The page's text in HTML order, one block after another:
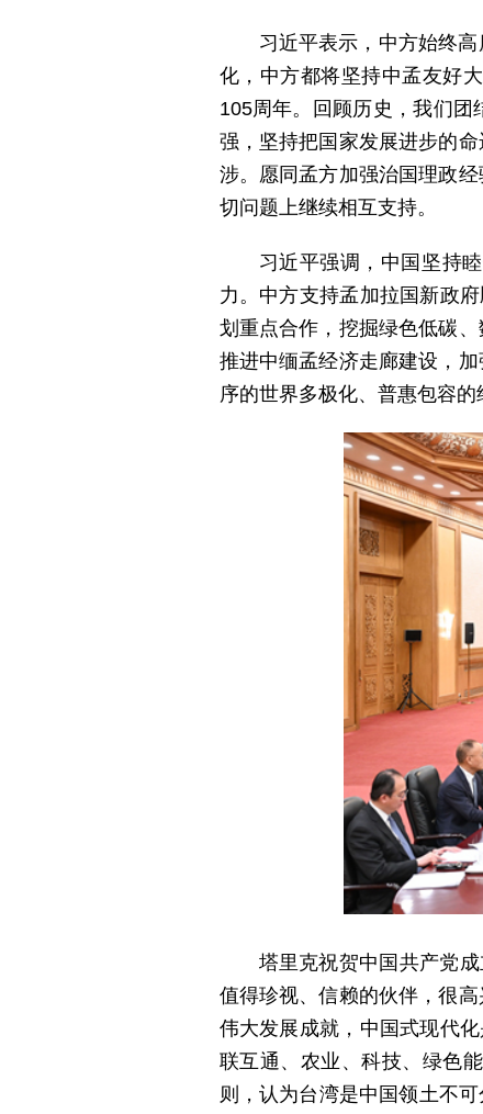
习近平表示，中方始终
化，中方都将坚持中孟友好
105周年。回顾历史，我们
强，坚持把国家发展进步的
涉。愿同孟方加强治国理政
切问题上继续相互支持。
习近平强调，中国坚持
力。中方支持孟加拉国新政
划重点合作，挖掘绿色低碳
推进中缅孟经济走廊建设，
序的世界多极化、普惠包容
塔里克祝贺中国共产党
值得珍视、信赖的伙伴，很
伟大发展成就，中国式现代
联互通、农业、科技、绿色
则，认为台湾是中国领土不